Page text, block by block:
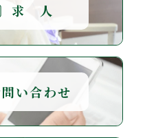
求 人
い合わせ